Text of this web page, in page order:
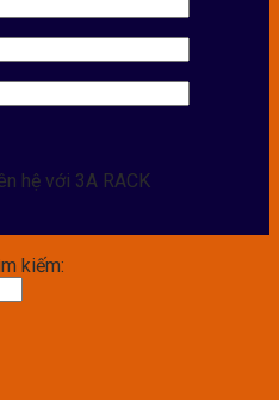
hệ với 3A RACK
kiếm: